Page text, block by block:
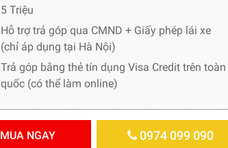
5 Triệu
Hỗ trợ trả góp qua CMND + Giấy phép lái xe
(chỉ áp dụng tại Hà Nội)
Trả góp bằng thẻ tín dụng Visa Credit trên toàn
quốc (có thể làm online)
MUA NGAY 0974 099 090